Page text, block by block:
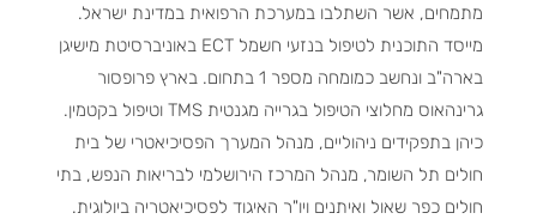
מתמחים, אשר השתלבו במערכת הרפואית במדינת ישראל.
מייסד התוכנית לטיפול בנזעי חשמל ECT באוניברסיטת מישיגן
בארה"ב ונחשב כמומחה מספר 1 בתחום. בארץ פרופסור
גרינהאוס מחלוצי הטיפול בגרייה מגנטית TMS וטיפול בקטמין.
כיהן בתפקידים ניהוליים, מנהל המערך הפסיכיאטרי של בית
חולים תל השומר, מנהל המרכז הירושלמי לבריאות הנפש, בתי
חולים כפר שאול ואיתנים ויו"ר האיגוד לפסיכיאטריה ביולוגית.